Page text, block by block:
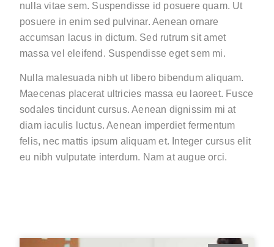
nulla vitae sem. Suspendisse id posuere quam. Ut
posuere in enim sed pulvinar. Aenean ornare
accumsan lacus in dictum. Sed rutrum sit amet
massa vel eleifend. Suspendisse eget sem mi.
Nulla malesuada nibh ut libero bibendum aliquam.
Maecenas placerat ultricies massa eu laoreet. Fusce
sodales tincidunt cursus. Aenean dignissim mi at
diam iaculis luctus. Aenean imperdiet fermentum
felis, nec mattis ipsum aliquam et. Integer cursus elit
eu nibh vulputate interdum. Nam at augue orci.